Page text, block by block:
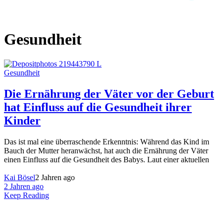
Gesundheit
Gesundheit
Die Ernährung der Väter vor der Geburt
hat Einfluss auf die Gesundheit ihrer
Kinder
Das ist mal eine überraschende Erkenntnis: Während das Kind im
Bauch der Mutter heranwächst, hat auch die Ernährung der Väter
einen Einfluss auf die Gesundheit des Babys. Laut einer aktuellen
Kai Bösel2 Jahren ago
2 Jahren ago
Keep Reading